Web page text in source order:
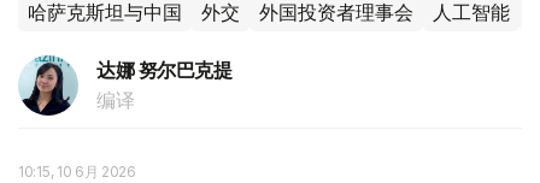
哈萨克斯坦与中国 外交 外国投资者理事会 人工智能
达娜 努尔巴克提
编译
10:15, 10 6月 2026